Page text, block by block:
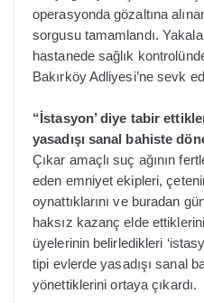
operasyonda gözaltına
sorgusu tamamlandı.
hastanede sağlık
Bakırköy Adliyesi’ne sevk
“İstasyon’ diye tabir
yasadışı sanal bahiste
Çıkar amaçlı suç ağının
eden emniyet ekipleri,
oynattıklarını ve buradan
haksız kazanç elde
üyelerinin belirledikleri
tipi evlerde yasadışı sanal
yönettiklerini ortaya çıkardı.